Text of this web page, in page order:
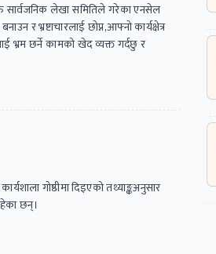
सार्वजनिक लेखा समितिले गरेका एनसेल
र भ्रष्टाचारलाई छोप्न,आफ्नो कार्यक्षेत्र
भ्रम छर्ने कामको खेद व्यक्त गर्दछु र
गोष्ठीमा दिइएको तथ्याङ्कअनुसार
छन्।